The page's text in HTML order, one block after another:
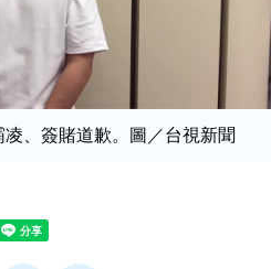
、簽賭道歉。圖／台視新聞